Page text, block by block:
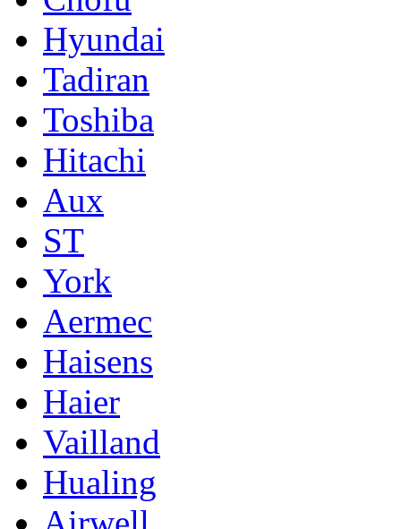
Hyundai
Tadiran
Toshiba
Hitachi
Aux
ST
York
Aermec
Haisens
Haier
Vailland
Hualing